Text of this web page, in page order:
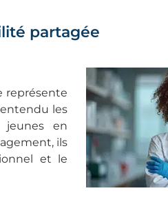
partagée
représente
les
jeunes en
ils
et le